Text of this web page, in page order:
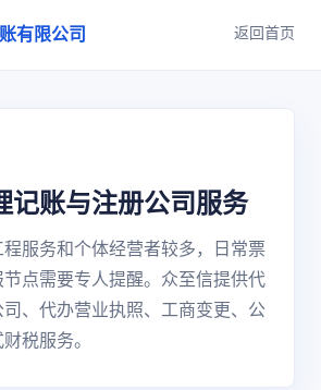
有限公司 返回首页
记账与注册公司服务
服务和个体经营者较多，日常票
点需要专人提醒。众至信提供代
、代办营业执照、工商变更、公
税服务。